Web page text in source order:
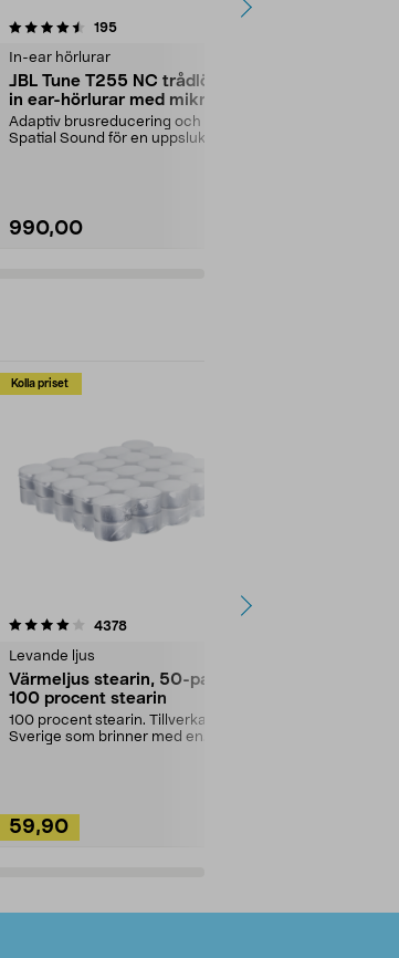
195recensioner
In-ear hörlurar
JBL Tune T255 NC trådlösa
in ear-hörlurar med mikrofon,
svart
Adaptiv brusreducering och
Spatial Sound för en uppslukande
990,00
4.0 av 5 stjärnor
Kolla priset
4378recensioner
Levande ljus
Värmeljus stearin, 50-pack,
100 procent stearin
100 procent stearin. Tillverkade i
Sverige som brinner med en
59,90
4.5av 5 stjärnor